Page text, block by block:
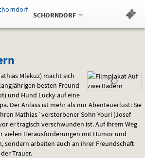
Standort:
SCHORNDORF.
Mlekuz) macht sich
besten Freund
und Hund Lucky auf eine
Der Anlass ist mehr als nur Abenteuerlust: Sie
Mathias´verstorbener Sohn Youri (Josef
er tragisch verschwunden ist. Auf ihrem Weg
vielen Herausforderungen mit Humor und
sondern arbeiten auch an ihrer Freundschaft
Trauer.